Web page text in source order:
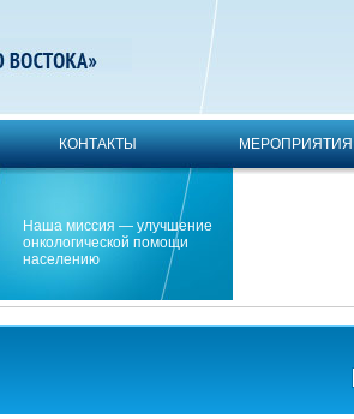
КОНТАКТЫ МЕРОПРИЯТИЯ
Наша миссия — улучшение
онкологической помощи
населению